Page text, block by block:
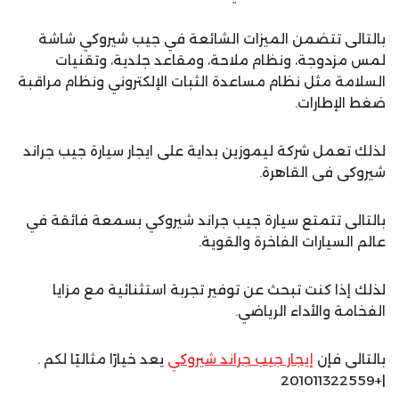
بالتالى تتضمن الميزات الشائعة في جيب شيروكي شاشة
لمس مزدوجة، ونظام ملاحة، ومقاعد جلدية، وتقنيات
السلامة مثل نظام مساعدة الثبات الإلكتروني ونظام مراقبة
ضغط الإطارات.
لذلك تعمل شركة ليموزين بداية على ايجار سيارة جيب جراند
شيروكى فى القاهرة.
بالتالى تتمتع سيارة جيب جراند شيروكي بسمعة فائقة في
عالم السيارات الفاخرة والقوية.
لذلك إذا كنت تبحث عن توفير تجربة استثنائية مع مزايا
الفخامة والأداء الرياضي.
بالتالى فإن إيجار جيب جراند شيروكي يعد خيارًا مثاليًا لكم .
|+201011322559